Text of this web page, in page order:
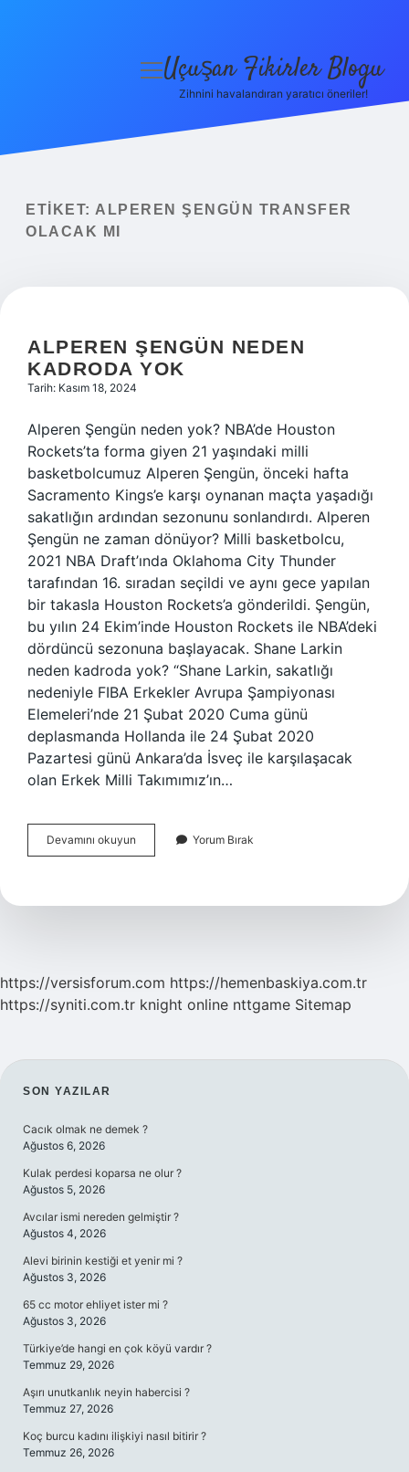
Yasal Uyarı
menüyü
Uçuşan Fikirler Blogu
Zihnini havalandıran yaratıcı öneriler!
ETIKET: ALPEREN ŞENGÜN TRANSFER
OLACAK MI
ALPEREN ŞENGÜN NEDEN
KADRODA YOK
Tarih: Kasım 18, 2024
Alperen Şengün neden yok? NBA’de Houston
Rockets’ta forma giyen 21 yaşındaki milli
basketbolcumuz Alperen Şengün, önceki hafta
Sacramento Kings’e karşı oynanan maçta yaşadığı
sakatlığın ardından sezonunu sonlandırdı. Alperen
Şengün ne zaman dönüyor? Milli basketbolcu,
2021 NBA Draft’ında Oklahoma City Thunder
tarafından 16. sıradan seçildi ve aynı gece yapılan
bir takasla Houston Rockets’a gönderildi. Şengün,
bu yılın 24 Ekim’inde Houston Rockets ile NBA’deki
dördüncü sezonuna başlayacak. Shane Larkin
neden kadroda yok? “Shane Larkin, sakatlığı
nedeniyle FIBA ​​Erkekler Avrupa Şampiyonası
Elemeleri’nde 21 Şubat 2020 Cuma günü
deplasmanda Hollanda ile 24 Şubat 2020
Pazartesi günü Ankara’da İsveç ile karşılaşacak
olan Erkek Milli Takımımız’ın…
Devamını okuyun
Şengün
Yok
Yorum Bırak
https://versisforum.com https://hemenbaskiya.com.tr
https://syniti.com.tr knight online nttgame Sitemap
SIDEBAR
SON YAZILAR
Cacık olmak ne demek ?
Ağustos 6, 2026
Kulak perdesi koparsa ne olur ?
Ağustos 5, 2026
Avcılar ismi nereden gelmiştir ?
Ağustos 4, 2026
Alevi birinin kestiği et yenir mi ?
Ağustos 3, 2026
65 cc motor ehliyet ister mi ?
Ağustos 3, 2026
Türkiye’de hangi en çok köyü vardır ?
Temmuz 29, 2026
Aşırı unutkanlık neyin habercisi ?
Temmuz 27, 2026
Koç burcu kadını ilişkiyi nasıl bitirir ?
Temmuz 26, 2026